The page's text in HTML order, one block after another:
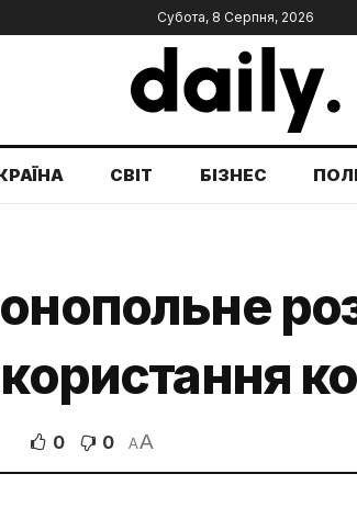
Субота, 8 Серпня, 2026
СВІТ БІЗНЕС
0 0 AA